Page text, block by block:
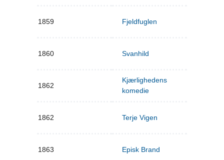
1859 Fjeldfuglen
1860 Svanhild
1862
Kjærlighedens
komedie
1862 Terje Vigen
1863 Episk Brand